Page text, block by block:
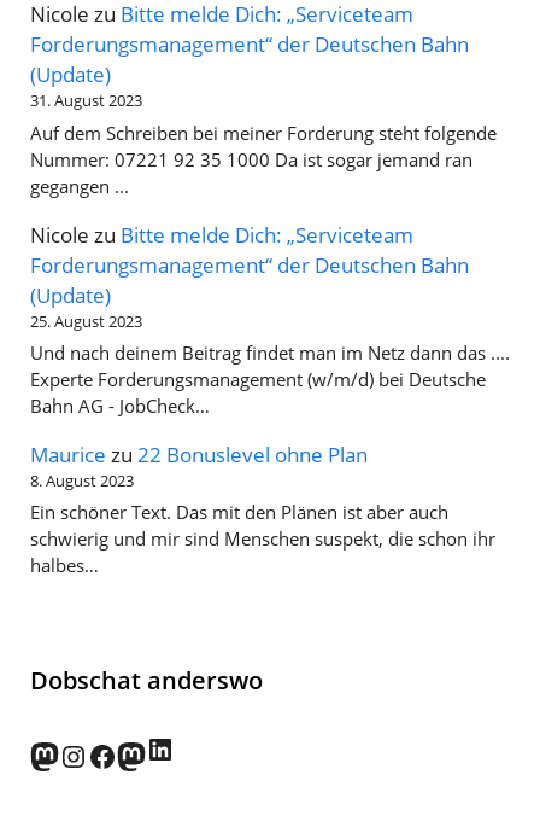
Nicole zu Bitte melde Dich: „Serviceteam
Forderungsmanagement“ der Deutschen Bahn
(Update)
31. August 2023
Auf dem Schreiben bei meiner Forderung steht folgende
Nummer: 07221 92 35 1000 Da ist sogar jemand ran
gegangen ...
Nicole zu Bitte melde Dich: „Serviceteam
Forderungsmanagement“ der Deutschen Bahn
(Update)
25. August 2023
Und nach deinem Beitrag findet man im Netz dann das ....
Experte Forderungsmanagement (w/m/d) bei Deutsche
Bahn AG - JobCheck…
Maurice zu 22 Bonuslevel ohne Plan
8. August 2023
Ein schöner Text. Das mit den Plänen ist aber auch
schwierig und mir sind Menschen suspekt, die schon ihr
halbes…
Dobschat anderswo
norden.social
Instagram
Facebook
wp-punks.social
LinkedIn